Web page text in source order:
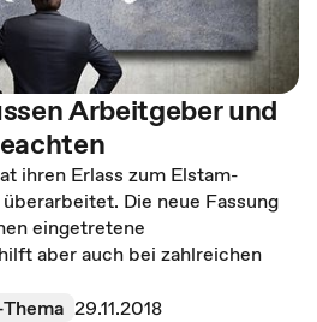
Arbeitgeber und
ihren Erlass zum Elstam-
Die neue Fassung
eingetretene
aber auch bei zahlreichen
29.11.2018